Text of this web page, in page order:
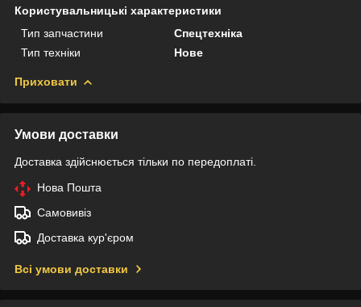
Користувальницькі характеристики
Тип запчастини
Спецтехніка
Тип техніки
Нове
Приховати
Умови доставки
Доставка здійснюється тільки по передоплаті.
Нова Пошта
Самовивіз
Доставка кур'єром
Всі умови доставки